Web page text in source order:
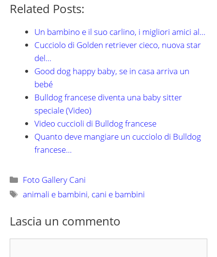
Related Posts:
Un bambino e il suo carlino, i migliori amici al…
Cucciolo di Golden retriever cieco, nuova star
del…
Good dog happy baby, se in casa arriva un
bebé
Bulldog francese diventa una baby sitter
speciale (Video)
Video cuccioli di Bulldog francese
Quanto deve mangiare un cucciolo di Bulldog
francese…
Categorie
Foto Gallery Cani
Tag
animali e bambini, cani e bambini
Lascia un commento